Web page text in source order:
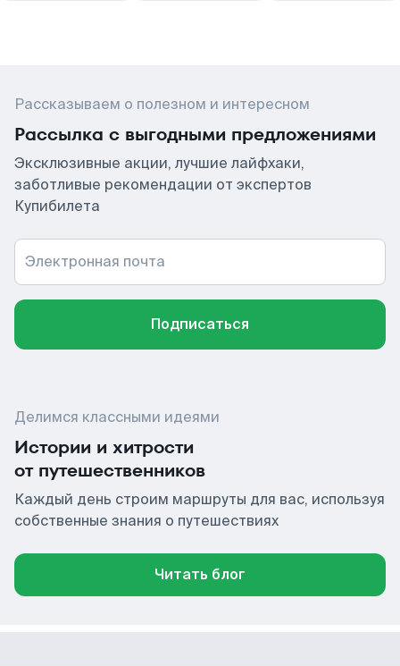
Рассказываем о полезном и интересном
Рассылка с выгодными предложениями
Эксклюзивные акции, лучшие лайфхаки,
заботливые рекомендации от экспертов
Купибилета
Электронная почта
Подписаться
Делимся классными идеями
Истории и хитрости
от путешественников
Каждый день строим маршруты для вас, используя
собственные знания о путешествиях
Читать блог